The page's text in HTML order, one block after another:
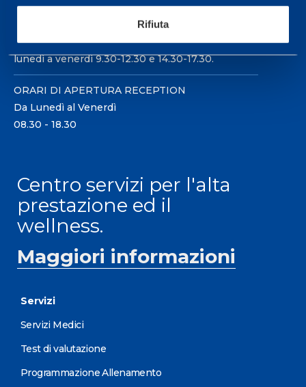
Rifiuta
Per prenotare una visita o avere ulteriori
informazioni: telefonare allo +39 0331 575757 da
lunedì a venerdì 9.30-12.30 e 14.30-17.30.
ORARI DI APERTURA RECEPTION
Da Lunedì al Venerdì
08.30 - 18.30
Centro servizi per l'alta
prestazione ed il
wellness.
Maggiori informazioni
Servizi
Servizi Medici
Test di valutazione
Programmazione Allenamento